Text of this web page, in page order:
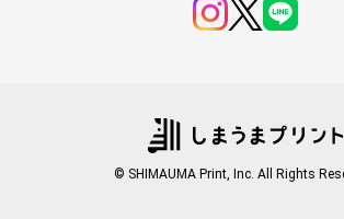
© SHIMAUMA Print, Inc. All Rights